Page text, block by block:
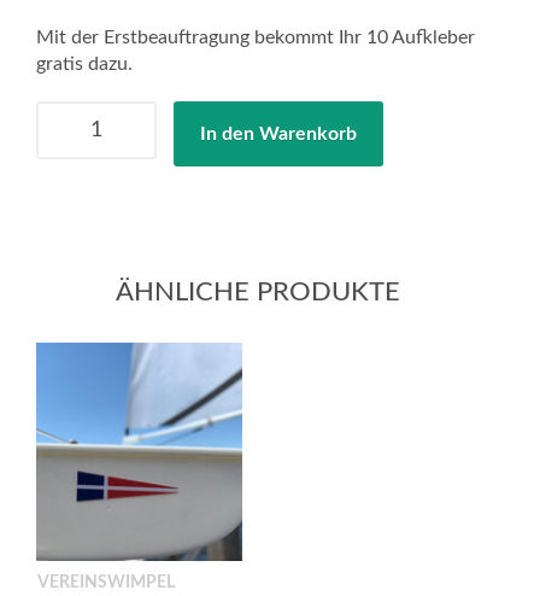
Mit der Erstbeauftragung bekommt Ihr 10 Aufkleber
gratis dazu.
In den Warenkorb
ÄHNLICHE PRODUKTE
VEREINSWIMPEL